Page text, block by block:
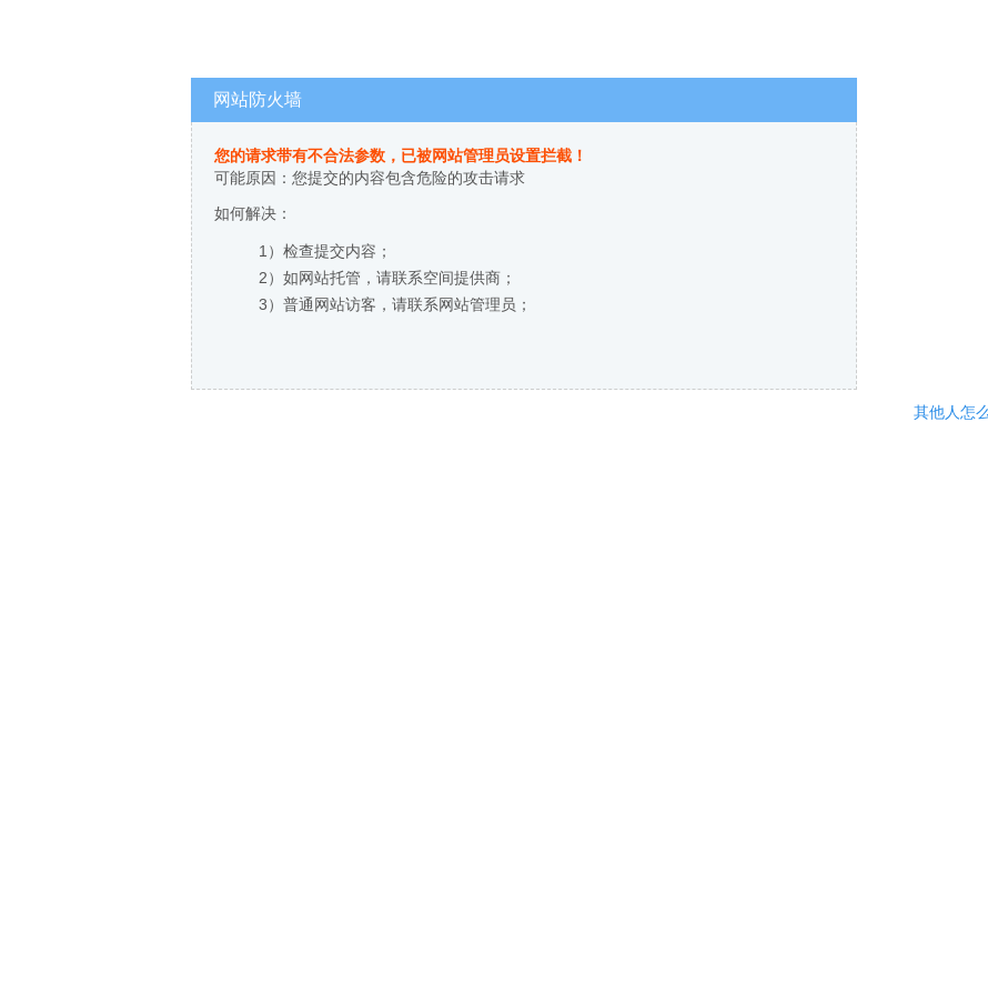
网站防火墙
您的请求带有不合法参数，已被网站管理员设置拦截！
可能原因：您提交的内容包含危险的攻击请求
如何解决：
1）检查提交内容；
2）如网站托管，请联系空间提供商；
3）普通网站访客，请联系网站管理员；
其他人怎